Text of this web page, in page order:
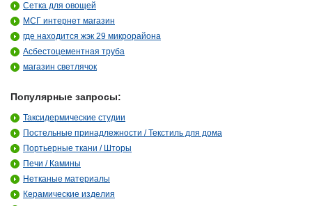
Сетка для овощей
МСГ интернет магазин
где находится жэк 29 микрорайона
Асбестоцементная труба
магазин светлячок
Популярные запросы:
Таксидермические студии
Постельные принадлежности / Текстиль для дома
Портьерные ткани / Шторы
Печи / Камины
Нетканые материалы
Керамические изделия